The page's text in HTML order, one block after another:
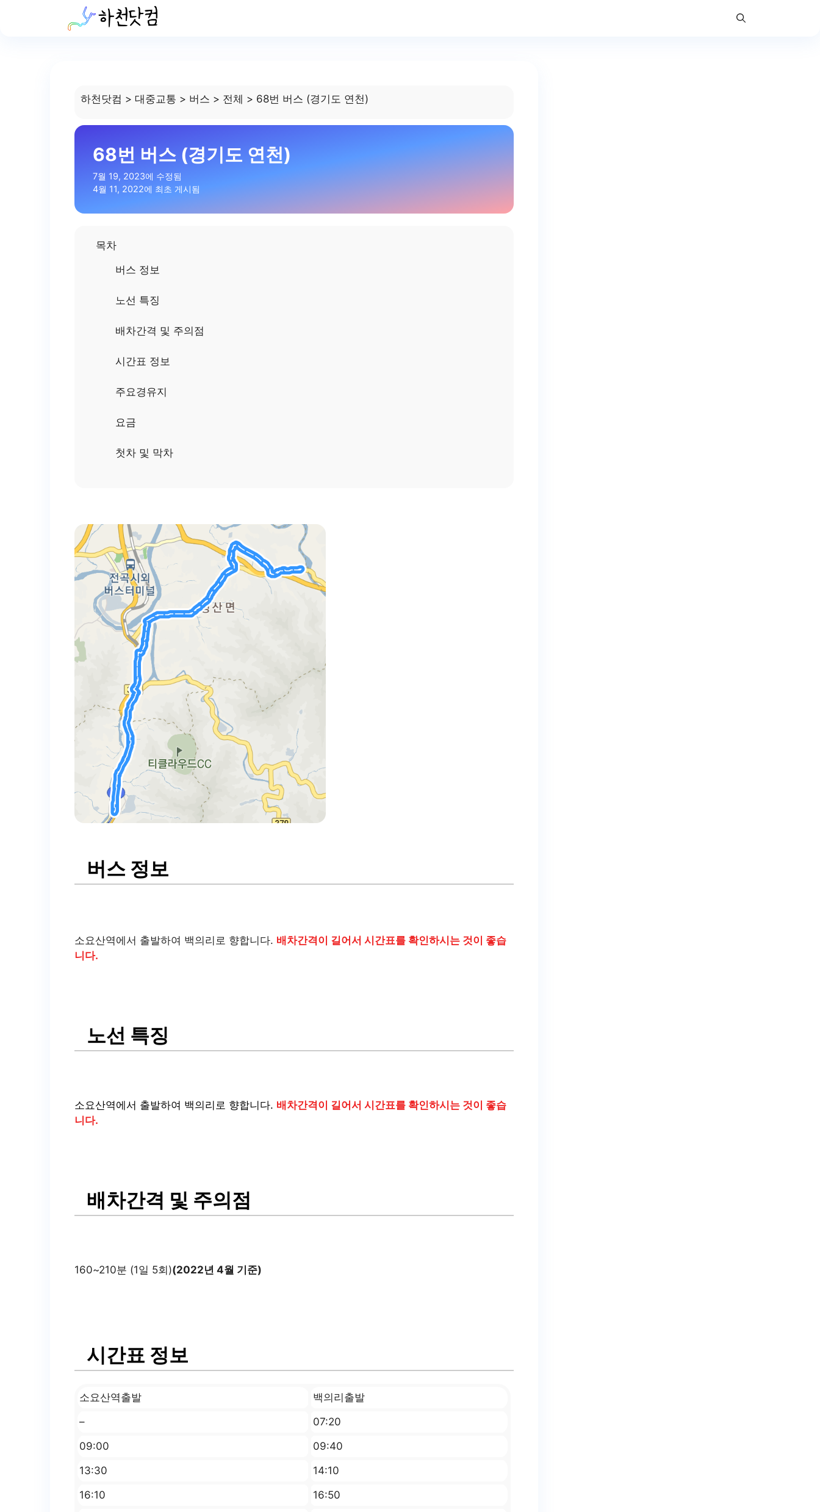
하천닷컴 > 대중교통 > 버스 > 전체 > 68번 버스 (경기도 연천)
68번 버스 (경기도 연천)
7월 19, 2023에 수정됨
4월 11, 2022에 최초 게시됨
목차
버스 정보
노선 특징
배차간격 및 주의점
시간표 정보
주요경유지
요금
첫차 및 막차
버스 정보
소요산역에서 출발하여 백의리로 향합니다. 배차간격이 길어서 시간표를 확인하시는 것이 좋습
니다.
노선 특징
소요산역에서 출발하여 백의리로 향합니다. 배차간격이 길어서 시간표를 확인하시는 것이 좋습
니다.
배차간격 및 주의점
160~210분 (1일 5회)(2022년 4월 기준)
시간표 정보
소요산역출발
백의리출발
–
07:20
09:00
09:40
13:30
14:10
16:10
16:50